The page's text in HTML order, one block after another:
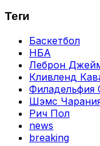
Теги
Баскетбол
НБА
Леброн
Кливленд
Филадельфия
Шэмс
Рич Пол
news
breaking